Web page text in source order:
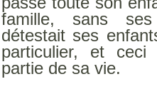
famille, sans
détestait ses
particulier, et ceci
partie de sa vie.